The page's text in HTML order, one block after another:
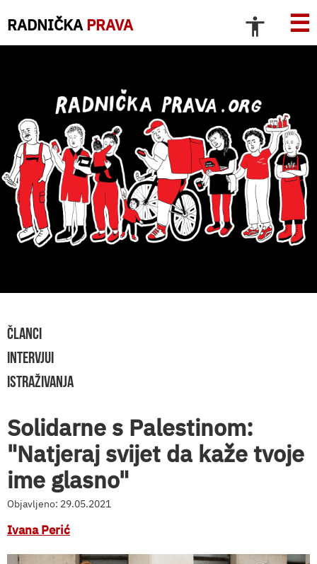
RADNIČKA PRAVA ☰
ČLANCI
INTERVJUI
ISTRAŽIVANJA
Solidarne s Palestinom:
"Natjeraj svijet da kaže tvoje
ime glasno"
Objavljeno: 29.05.2021
Ivana Perić